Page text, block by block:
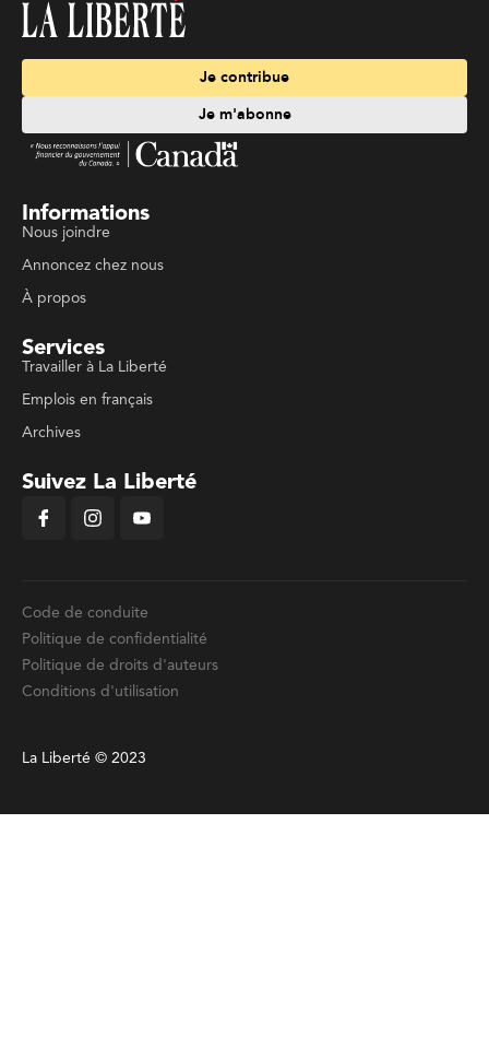
Je contribue
Je m'abonne
Informations
Nous joindre
Annoncez chez nous
À propos
Services
Travailler à La Liberté
Emplois en français
Archives
Suivez La Liberté
Code de conduite
Politique de confidentialité
Politique de droits d'auteurs
Conditions d'utilisation
La Liberté © 2023